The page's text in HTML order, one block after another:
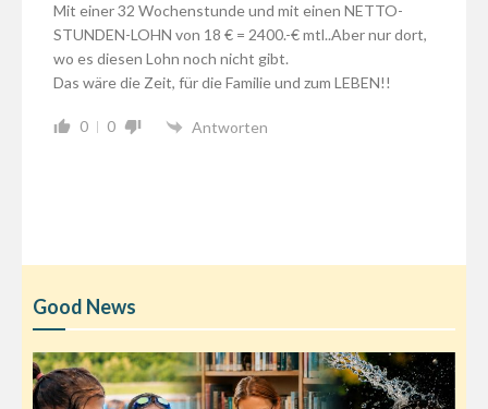
Mit einer 32 Wochenstunde und mit einen NETTO-
STUNDEN-LOHN von 18 € = 2400.-€ mtl..Aber nur dort,
wo es diesen Lohn noch nicht gibt.
Das wäre die Zeit, für die Familie und zum LEBEN!!
0 0 Antworten
Good News